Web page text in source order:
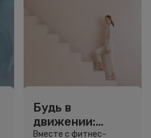
Будь в
движении:
Вместе с фитнес-